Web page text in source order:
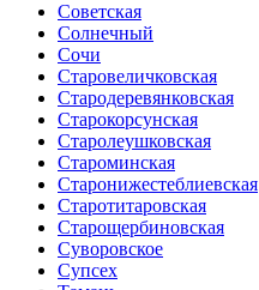
Советская
Солнечный
Сочи
Старовеличковская
Стародеревянковская
Старокорсунская
Старолеушковская
Староминская
Старонижестеблиевская
Старотитаровская
Старощербиновская
Суворовское
Супсех